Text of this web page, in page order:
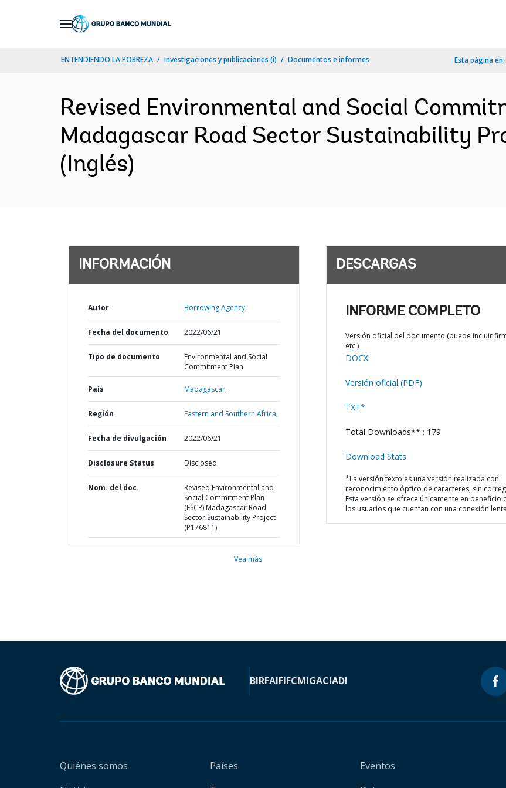
ENTENDIENDO LA POBREZA Investigaciones y publicaciones (i) Documentos e informes Esta página en:
Revised Environmental and Social
Madagascar Road Sector Sustainability
(Inglés)
INFORMACIÓN
Autor Borrowing Agency;
Fecha del documento 2022/06/21
Tipo de documento
Environmental and Social
Commitment Plan
País Madagascar,
Región Eastern and Southern Africa,
Fecha de divulgación 2022/06/21
Disclosure Status Disclosed
Nom. del doc.
Revised Environmental and
Social Commitment Plan
(ESCP) Madagascar Road
Sector Sustainability Project
(P176811)
Vea más
DESCARGAS
INFORME COMPLETO
Versión oficial del documento (puede incluir
etc.)
DOCX
Versión oficial (PDF)
TXT*
Total Downloads** : 179
Download Stats
*La versión texto es una versión realizada con
reconocimiento óptico de caracteres, sin
Esta versión se ofrece únicamente en beneficio
los usuarios que cuentan con una conexión
BIRFAIFIFCMIGACIADI
Quiénes somos
Países
Eventos